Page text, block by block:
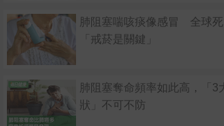
肺阻塞喘咳痰像感冒 全球
「戒菸是關鍵」
肺阻塞奪命頻率如此高，「3
狀」不可不防